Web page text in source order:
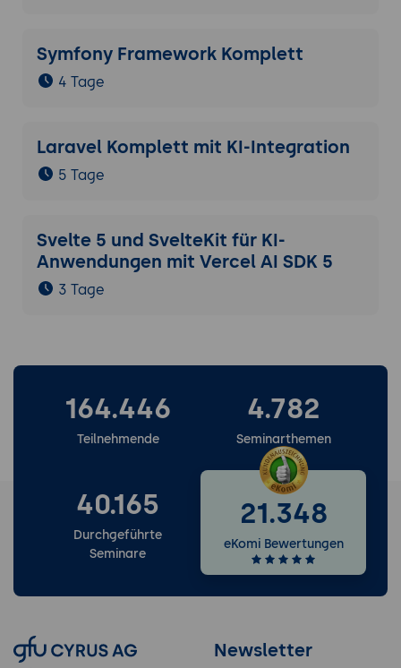
Symfony Framework Komplett
4 Tage
Laravel Komplett mit KI-Integration
5 Tage
Svelte 5 und SvelteKit für KI-
Anwendungen mit Vercel AI SDK 5
3 Tage
164.446
Teilnehmende
4.782
Seminarthemen
40.165
Durchgeführte
Seminare
21.348
eKomi Bewertungen
Newsletter